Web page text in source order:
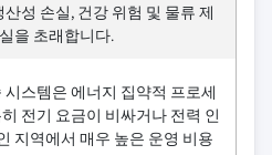
성 손실, 건강 위험 및 물류 제
을 초래합니다.
시스템은 에너지 집약적 프로세
전기 요금이 비싸거나 전력 인
지역에서 매우 높은 운영 비용